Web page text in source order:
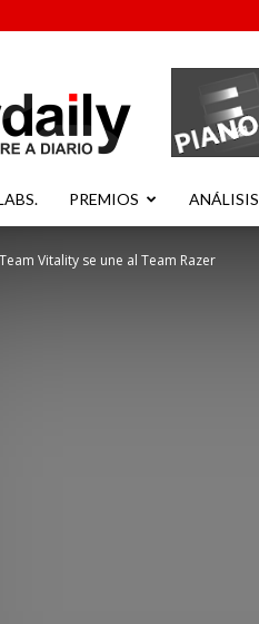
PREMIOS ANÁLISIS
Team Vitality se une al Team Razer